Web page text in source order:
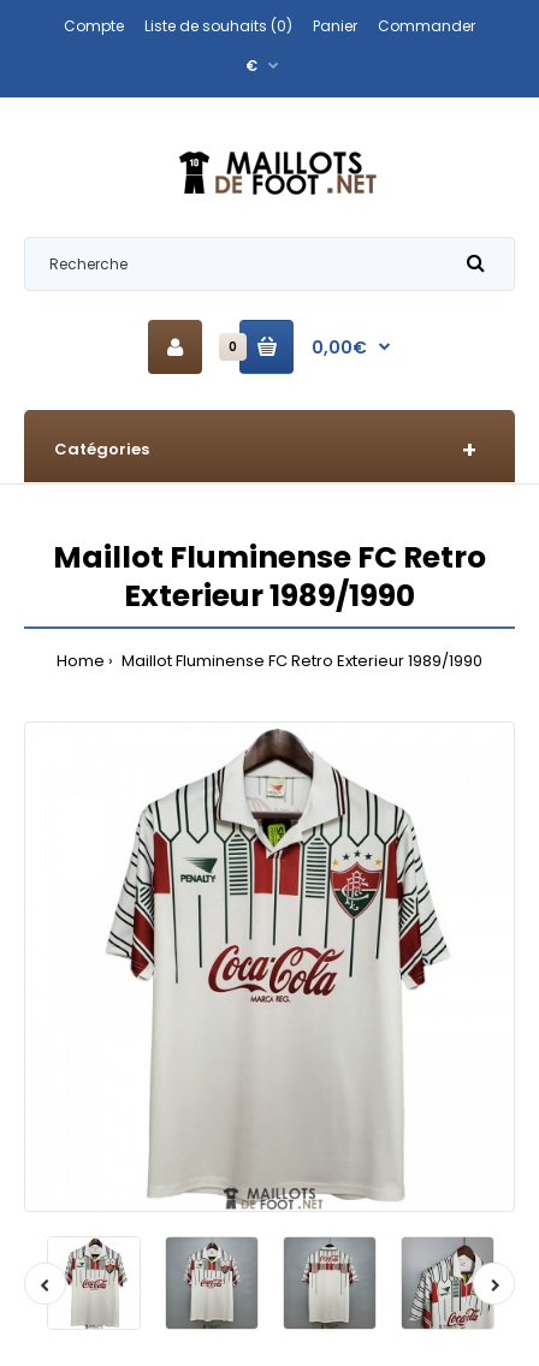
Compte Liste de souhaits (0) Panier
Commander
€
0 0,00€
Catégories
Maillot Fluminense FC Retro
Exterieur 1989/1990
Home Maillot Fluminense FC Retro Exterieur 1989/1990